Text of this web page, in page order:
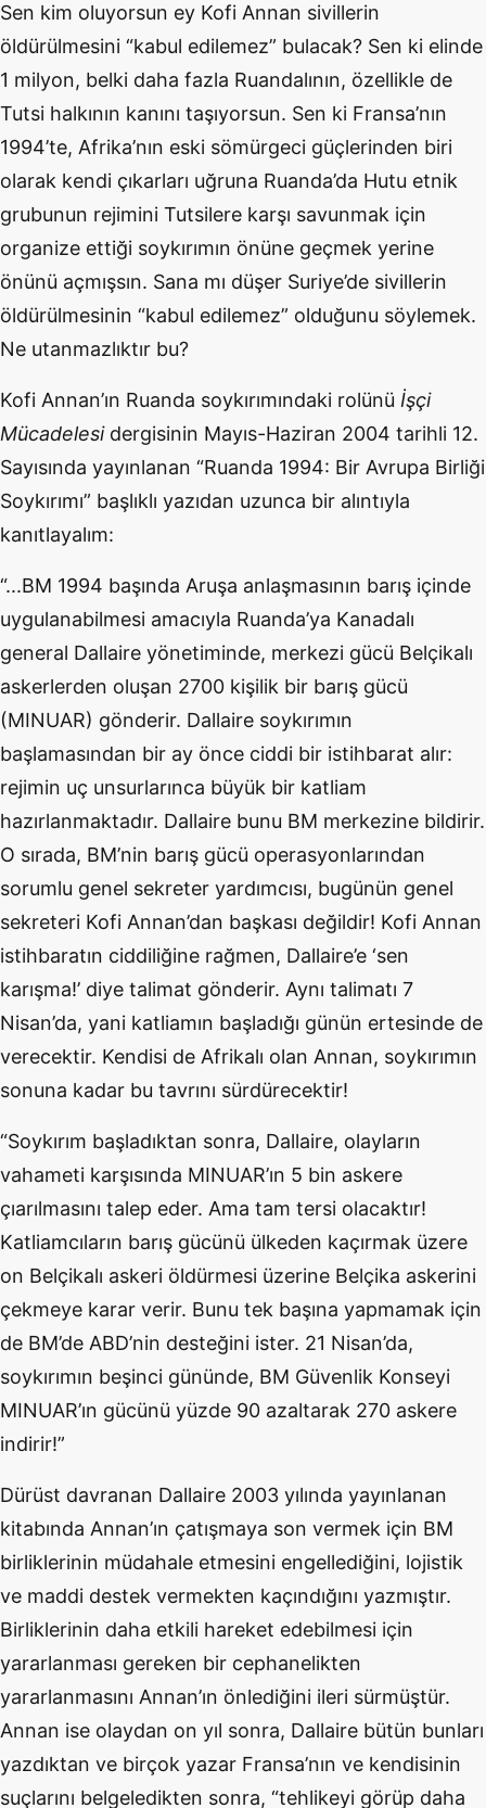
Sen kim oluyorsun ey Kofi Annan sivillerin
öldürülmesini “kabul edilemez” bulacak? Sen ki elinde
1 milyon, belki daha fazla Ruandalının, özellikle de
Tutsi halkının kanını taşıyorsun. Sen ki Fransa’nın
1994’te, Afrika’nın eski sömürgeci güçlerinden biri
olarak kendi çıkarları uğruna Ruanda’da Hutu etnik
grubunun rejimini Tutsilere karşı savunmak için
organize ettiği soykırımın önüne geçmek yerine
önünü açmışsın. Sana mı düşer Suriye’de sivillerin
öldürülmesinin “kabul edilemez” olduğunu söylemek.
Ne utanmazlıktır bu?
Kofi Annan’ın Ruanda soykırımındaki rolünü İşçi
Mücadelesidergisinin Mayıs-Haziran 2004 tarihli 12.
Sayısında yayınlanan “Ruanda 1994: Bir Avrupa Birliği
Soykırımı” başlıklı yazıdan uzunca bir alıntıyla
kanıtlayalım:
“...BM 1994 başında Aruşa anlaşmasının barış içinde
uygulanabilmesi amacıyla Ruanda’ya Kanadalı
general Dallaire yönetiminde, merkezi gücü Belçikalı
askerlerden oluşan 2700 kişilik bir barış gücü
(MINUAR) gönderir. Dallaire soykırımın
başlamasından bir ay önce ciddi bir istihbarat alır:
rejimin uç unsurlarınca büyük bir katliam
hazırlanmaktadır. Dallaire bunu BM merkezine bildirir.
O sırada, BM’nin barış gücü operasyonlarından
sorumlu genel sekreter yardımcısı, bugünün genel
sekreteri Kofi Annan’dan başkası değildir! Kofi Annan
istihbaratın ciddiliğine rağmen, Dallaire’e ‘sen
karışma!’ diye talimat gönderir. Aynı talimatı 7
Nisan’da, yani katliamın başladığı günün ertesinde de
verecektir. Kendisi de Afrikalı olan Annan, soykırımın
sonuna kadar bu tavrını sürdürecektir!
“Soykırım başladıktan sonra, Dallaire, olayların
vahameti karşısında MINUAR’ın 5 bin askere
çıarılmasını talep eder. Ama tam tersi olacaktır!
Katliamcıların barış gücünü ülkeden kaçırmak üzere
on Belçikalı askeri öldürmesi üzerine Belçika askerini
çekmeye karar verir. Bunu tek başına yapmamak için
de BM’de ABD’nin desteğini ister. 21 Nisan’da,
soykırımın beşinci gününde, BM Güvenlik Konseyi
MINUAR’ın gücünü yüzde 90 azaltarak 270 askere
indirir!”
Dürüst davranan Dallaire 2003 yılında yayınlanan
kitabında Annan’ın çatışmaya son vermek için BM
birliklerinin müdahale etmesini engellediğini, lojistik
ve maddi destek vermekten kaçındığını yazmıştır.
Birliklerinin daha etkili hareket edebilmesi için
yararlanması gereken bir cephanelikten
yararlanmasını Annan’ın önlediğini ileri sürmüştür.
Annan ise olaydan on yıl sonra, Dallaire bütün bunları
yazdıktan ve birçok yazar Fransa’nın ve kendisinin
suçlarını belgeledikten sonra, “tehlikeyi görüp daha